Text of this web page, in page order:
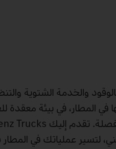
والخدمة الشتوية
في المطار، في بيئة معقدة
لتسير عملياتك في